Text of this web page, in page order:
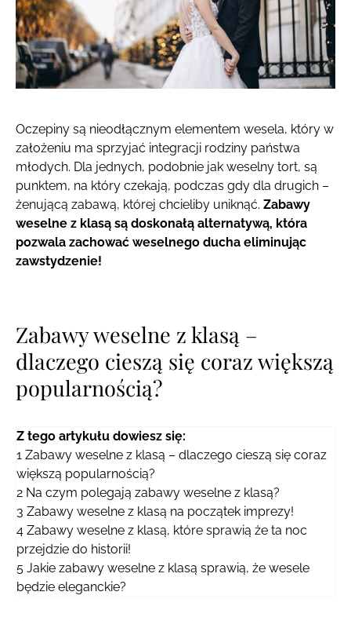
Oczepiny są nieodłącznym elementem wesela, który w
założeniu ma sprzyjać integracji rodziny państwa
młodych. Dla jednych, podobnie jak weselny tort, są
punktem, na który czekają, podczas gdy dla drugich –
żenującą zabawą, której chcieliby uniknąć. Zabawy
weselne z klasą są doskonałą alternatywą, która
pozwala zachować weselnego ducha eliminując
zawstydzenie!
Zabawy weselne z klasą –
dlaczego cieszą się coraz większą
popularnością?
Z tego artykułu dowiesz się:
1 Zabawy weselne z klasą – dlaczego cieszą się coraz
większą popularnością?
2 Na czym polegają zabawy weselne z klasą?
3 Zabawy weselne z klasą na początek imprezy!
4 Zabawy weselne z klasą, które sprawią że ta noc
przejdzie do historii!
5 Jakie zabawy weselne z klasą sprawią, że wesele
będzie eleganckie?